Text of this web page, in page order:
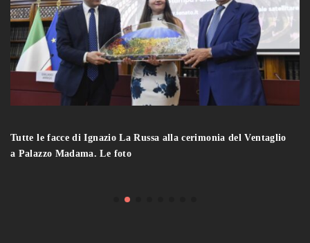
Tutte le facce di Ignazio La Russa alla cerimonia del Ventaglio
a Palazzo Madama. Le foto